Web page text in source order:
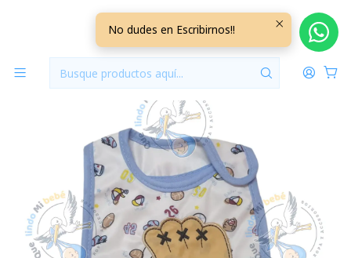
Baberos Baberos Impermeables
Babero Impermeable Baseball
No dudes en Escribirnos!!